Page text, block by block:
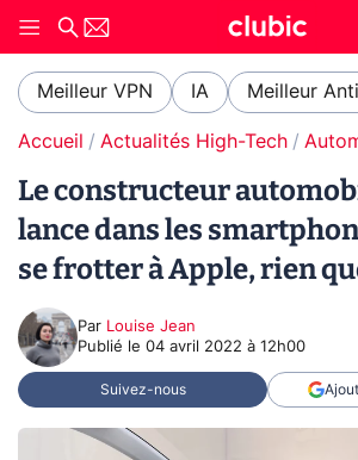
Meilleur VPN IA Meilleur
Accueil Actualités High-Tech
Le constructeur
lance dans les
se frotter à Apple, rien
Par Louise Jean
Publié le 04 avril 2022 à 12h00
Suivez-nous